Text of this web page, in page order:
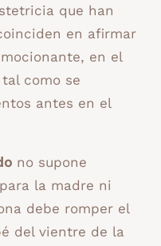
que han
en afirmar
en el
como se
antes en el
no supone
la madre ni
debe romper el
del vientre de la